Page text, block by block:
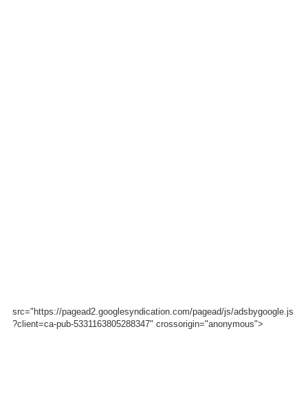
src="https://pagead2.googlesyndication.com/pagead/js/adsbygoogle.js
?client=ca-pub-5331163805288347" crossorigin="anonymous">